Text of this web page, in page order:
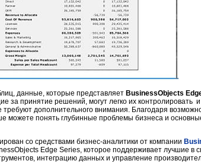
данные, которые представляет BusinessObjects
принятие решений, могут легко их контролировать и
требуют дополнительного внимания. Благодаря
можете понять глубинные проблемы бизнеса и
со средствами бизнес-аналитики от компании
Edge Series, которое поддерживает лучшие в
интеграцию данных и управление